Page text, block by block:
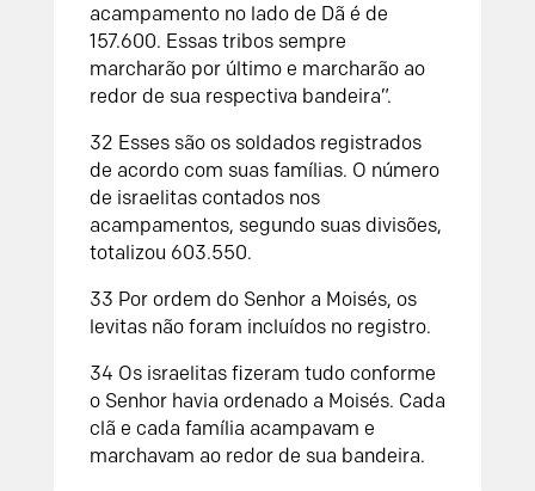
acampamento no lado de Dã é de
157.600. Essas tribos sempre
marcharão por último e marcharão ao
redor de sua respectiva bandeira”.
32 Esses são os soldados registrados
de acordo com suas famílias. O número
de israelitas contados nos
acampamentos, segundo suas divisões,
totalizou 603.550.
33 Por ordem do Senhora Moisés, os
levitas não foram incluídos no registro.
34 Os israelitas fizeram tudo conforme
o Senhorhavia ordenado a Moisés. Cada
clã e cada família acampavam e
marchavam ao redor de sua bandeira.